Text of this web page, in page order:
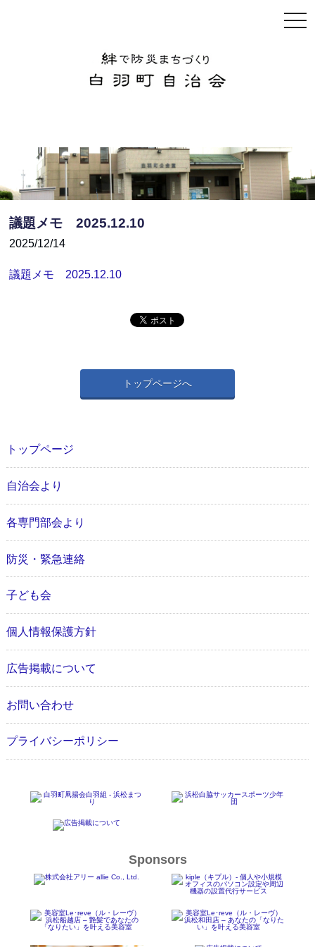
議題メモ 2025.12.10
2025/12/14
議題メモ 2025.12.10
トップページへ
トップページ
自治会より
各専門部会より
防災・緊急連絡
子ども会
個人情報保護方針
広告掲載について
お問い合わせ
プライバシーポリシー
Sponsors